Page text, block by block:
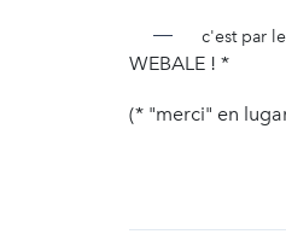
c'est par
WEBALE ! *
(* "merci" en